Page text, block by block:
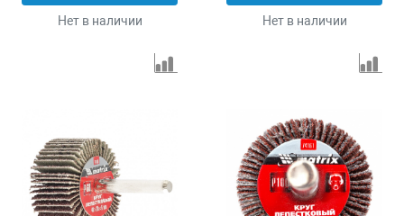
Нет в наличии Нет в наличии